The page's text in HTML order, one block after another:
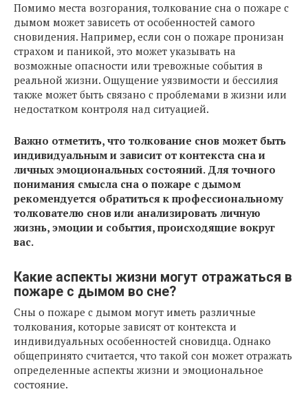
Помимо места возгорания, толкование сна о пожаре с
дымом может зависеть от особенностей самого
сновидения. Например, если сон о пожаре пронизан
страхом и паникой, это может указывать на
возможные опасности или тревожные события в
реальной жизни. Ощущение уязвимости и бессилия
также может быть связано с проблемами в жизни или
недостатком контроля над ситуацией.
Важно отметить, что толкование снов может быть
индивидуальным и зависит от контекста сна и
личных эмоциональных состояний. Для точного
понимания смысла сна о пожаре с дымом
рекомендуется обратиться к профессиональному
толкователю снов или анализировать личную
жизнь, эмоции и события, происходящие вокруг
вас.
Какие аспекты жизни могут отражаться в
пожаре с дымом во сне?
Сны о пожаре с дымом могут иметь различные
толкования, которые зависят от контекста и
индивидуальных особенностей сновидца. Однако
общепринято считается, что такой сон может отражать
определенные аспекты жизни и эмоциональное
состояние.